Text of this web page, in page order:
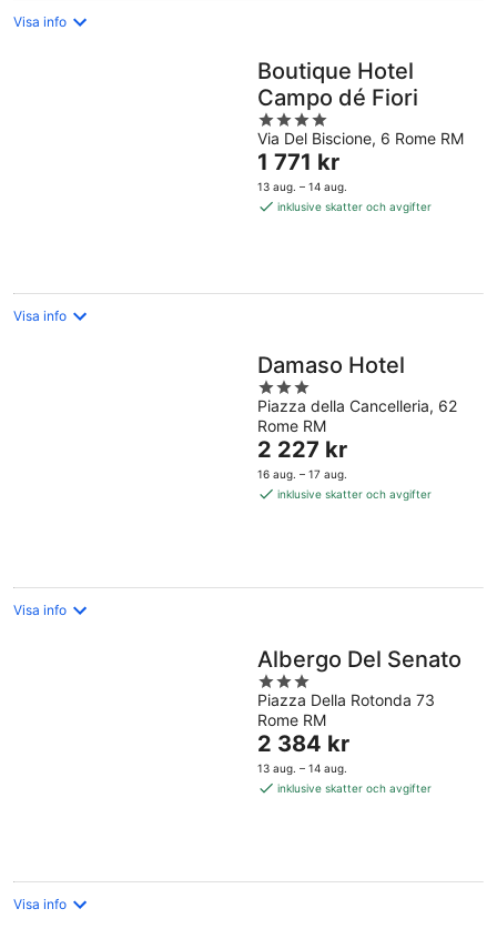
Visa info
Boutique Hotel
Campo dé Fiori
4
out
of
5
Via Del Biscione, 6 Rome RM
Priset
är
1 771 kr
1 771 kr
13 aug. – 14 aug.
inklusive skatter och avgifter
Visa info
Damaso Hotel
3
out
of
5
Piazza della Cancelleria, 62
Rome RM
Priset
är
2 227 kr
2 227 kr
16 aug. – 17 aug.
inklusive skatter och avgifter
Visa info
Albergo Del Senato
3
out
of
5
Piazza Della Rotonda 73
Rome RM
Priset
är
2 384 kr
2 384 kr
13 aug. – 14 aug.
inklusive skatter och avgifter
Visa info